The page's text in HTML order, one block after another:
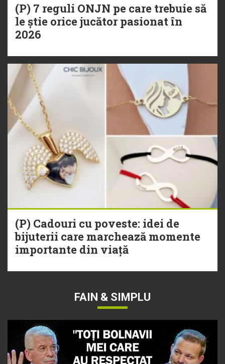
(P) 7 reguli ONJN pe care trebuie să
le știe orice jucător pasionat în
2026
(P) Cadouri cu poveste: idei de
bijuterii care marchează momente
importante din viață
FAIN & SIMPLU